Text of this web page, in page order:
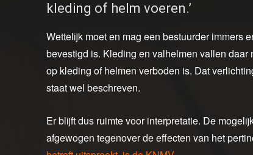
kleding of helm voeren.’
Wettelijk moet en mag een bestuurder immers
bevestigd is. Kleding en valhelmen vallen
op kleding of helmen verboden is. Dat
staat wel beschreven.
Er blijft dus ruimte voor interpretatie. De
afgewogen tegenover de effecten van het